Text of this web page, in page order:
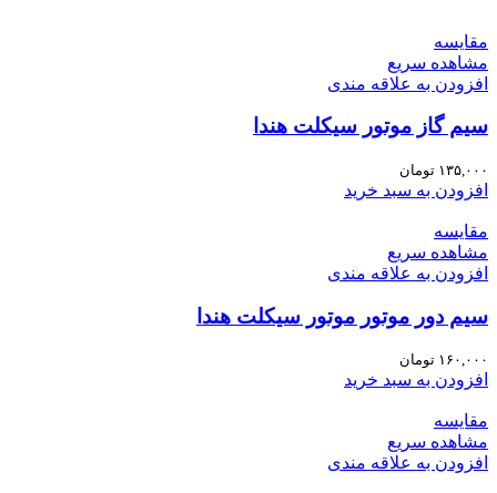
مقایسه
مشاهده سریع
افزودن به علاقه مندی
سیم گاز موتور سیکلت هندا
۱۳۵,۰۰۰ تومان
افزودن به سبد خرید
مقایسه
مشاهده سریع
افزودن به علاقه مندی
سیم دور موتور موتور سیکلت هندا
۱۶۰,۰۰۰ تومان
افزودن به سبد خرید
مقایسه
مشاهده سریع
افزودن به علاقه مندی